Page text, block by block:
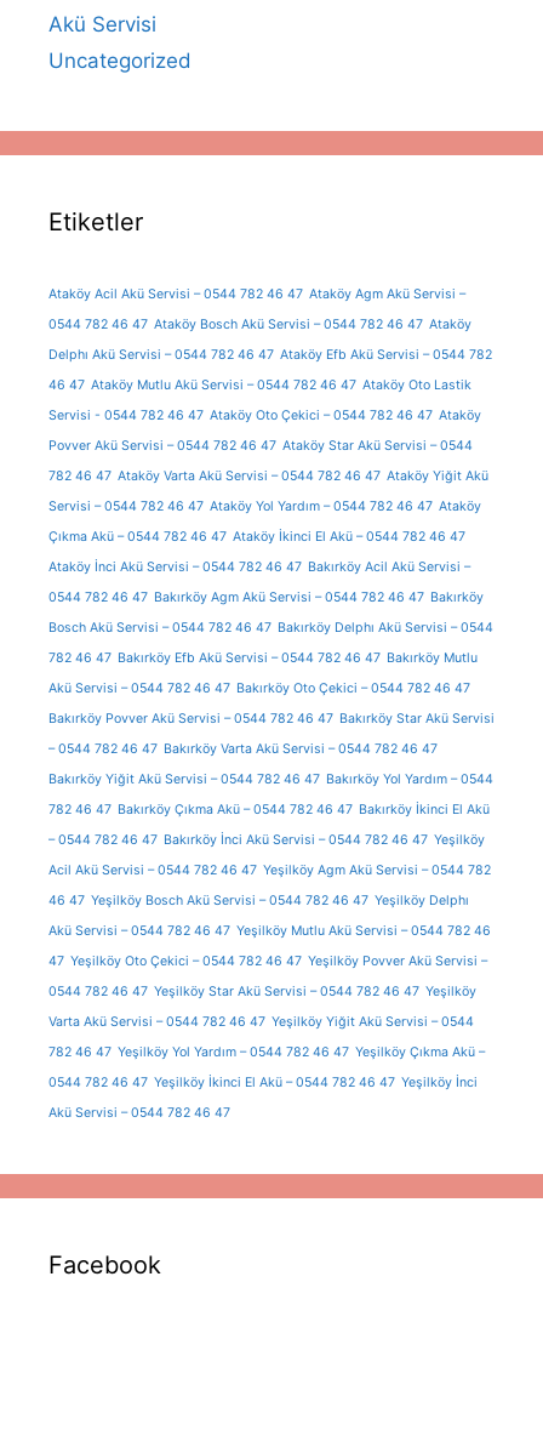
Akü Servisi
Uncategorized
Etiketler
Ataköy Acil Akü Servisi – 0544 782 46 47 Ataköy Agm Akü Servisi –
0544 782 46 47 Ataköy Bosch Akü Servisi – 0544 782 46 47 Ataköy
Delphı Akü Servisi – 0544 782 46 47 Ataköy Efb Akü Servisi – 0544 782
46 47 Ataköy Mutlu Akü Servisi – 0544 782 46 47 Ataköy Oto Lastik
Servisi - 0544 782 46 47 Ataköy Oto Çekici – 0544 782 46 47 Ataköy
Povver Akü Servisi – 0544 782 46 47 Ataköy Star Akü Servisi – 0544
782 46 47 Ataköy Varta Akü Servisi – 0544 782 46 47 Ataköy Yiğit Akü
Servisi – 0544 782 46 47 Ataköy Yol Yardım – 0544 782 46 47 Ataköy
Çıkma Akü – 0544 782 46 47 Ataköy İkinci El Akü – 0544 782 46 47
Ataköy İnci Akü Servisi – 0544 782 46 47 Bakırköy Acil Akü Servisi –
0544 782 46 47 Bakırköy Agm Akü Servisi – 0544 782 46 47 Bakırköy
Bosch Akü Servisi – 0544 782 46 47 Bakırköy Delphı Akü Servisi – 0544
782 46 47 Bakırköy Efb Akü Servisi – 0544 782 46 47 Bakırköy Mutlu
Akü Servisi – 0544 782 46 47 Bakırköy Oto Çekici – 0544 782 46 47
Bakırköy Povver Akü Servisi – 0544 782 46 47 Bakırköy Star Akü Servisi
– 0544 782 46 47 Bakırköy Varta Akü Servisi – 0544 782 46 47
Bakırköy Yiğit Akü Servisi – 0544 782 46 47 Bakırköy Yol Yardım – 0544
782 46 47 Bakırköy Çıkma Akü – 0544 782 46 47 Bakırköy İkinci El Akü
– 0544 782 46 47 Bakırköy İnci Akü Servisi – 0544 782 46 47 Yeşilköy
Acil Akü Servisi – 0544 782 46 47 Yeşilköy Agm Akü Servisi – 0544 782
46 47 Yeşilköy Bosch Akü Servisi – 0544 782 46 47 Yeşilköy Delphı
Akü Servisi – 0544 782 46 47 Yeşilköy Mutlu Akü Servisi – 0544 782 46
47 Yeşilköy Oto Çekici – 0544 782 46 47 Yeşilköy Povver Akü Servisi –
0544 782 46 47 Yeşilköy Star Akü Servisi – 0544 782 46 47 Yeşilköy
Varta Akü Servisi – 0544 782 46 47 Yeşilköy Yiğit Akü Servisi – 0544
782 46 47 Yeşilköy Yol Yardım – 0544 782 46 47 Yeşilköy Çıkma Akü –
0544 782 46 47 Yeşilköy İkinci El Akü – 0544 782 46 47 Yeşilköy İnci
Akü Servisi – 0544 782 46 47
Facebook